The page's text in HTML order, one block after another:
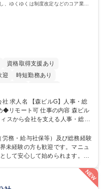
、ゆくゆくは制度改定などのコア業務
資格取得支援あり
迎
時短勤務あり
駅近5分以内 土日祝休み
・総
事の内容 森ビル
スから会社を支える人事・総務
ンスよく担当し、ゆくゆくは制
いある環境です。 ■勤怠管
等の労務管理全般 ■入退社手続
コア業務 ■社内イベントの企画
わせて不足している部分はいつ
、安心して成長できます。 募
務・給与社保等）及び総務経験
未経験の方も歓迎です。マニュ
して安心して始められます。
事制度の改定など会社のコア業
の貢献度をダイレクトに実感で